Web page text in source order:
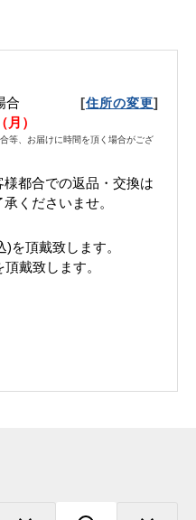
合 [住所の変更]
）
等、お届けに時間を頂く場合がござ
都合での返品・交換は
くださいませ。
)を頂戴致します。
戴致します。